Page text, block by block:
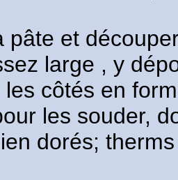
pâte et
large , y
les côtés en
les souder,
dorés;